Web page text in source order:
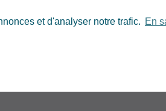
et d'analyser notre trafic. En